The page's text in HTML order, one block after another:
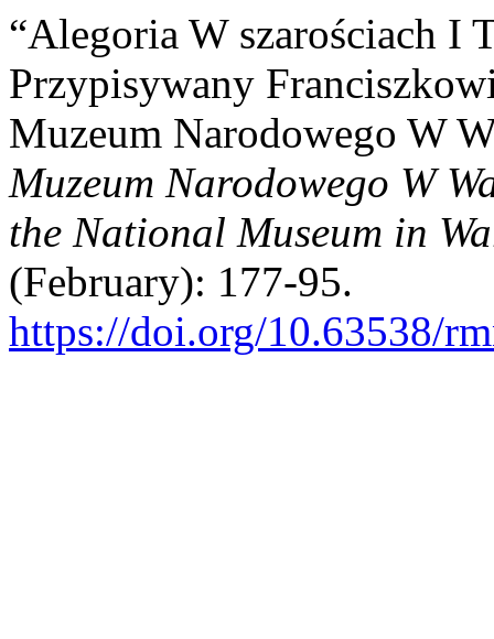
“Alegoria W szarościach I
Przypisywany
Muzeum Narodowego W
Muzeum Narodowego W
the National Museum in
(February): 177-95.
https://doi.org/10.63538/